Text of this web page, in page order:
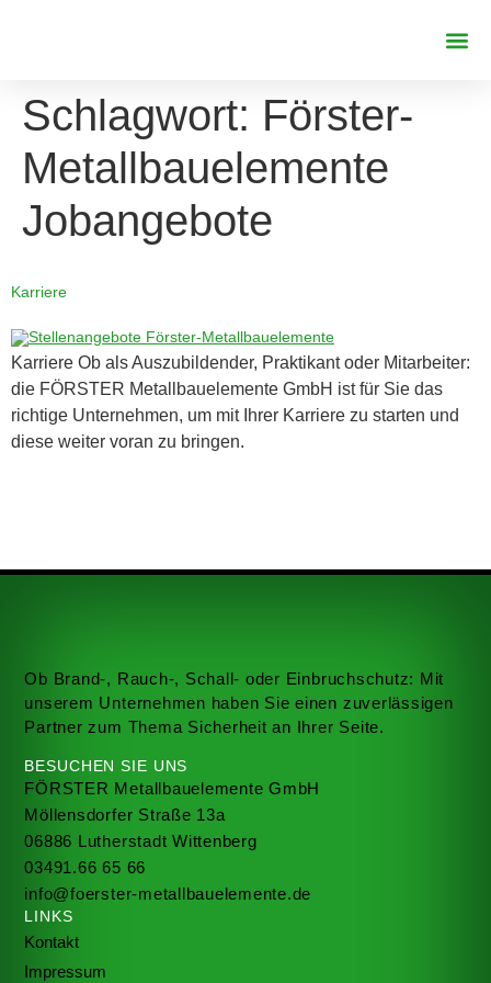
Schlagwort: Förster-
Metallbauelemente
Jobangebote
Karriere
Karriere Ob als Auszubildender, Praktikant oder Mitarbeiter:
die FÖRSTER Metallbauelemente GmbH ist für Sie das
richtige Unternehmen, um mit Ihrer Karriere zu starten und
diese weiter voran zu bringen.
Ob Brand-, Rauch-, Schall- oder Einbruchschutz: Mit
unserem Unternehmen haben Sie einen zuverlässigen
Partner zum Thema Sicherheit an Ihrer Seite.
BESUCHEN SIE UNS
FÖRSTER Metallbauelemente GmbH
Möllensdorfer Straße 13a
06886 Lutherstadt Wittenberg
03491.66 65 66
info@foerster-metallbauelemente.de
LINKS
Kontakt
Impressum